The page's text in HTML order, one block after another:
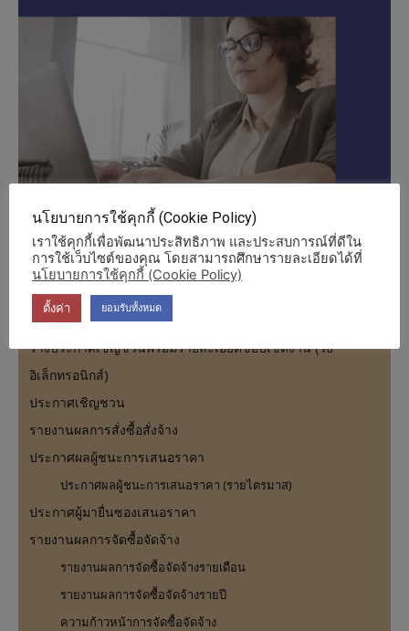
ร่างประกาศเชิญชวนพร้อมรายละเอียดขอบเขตงาน (วิธี
อิเล็กทรอนิกส์)
ประกาศเชิญชวน
รายงานผลการสั่งซื้อสั่งจ้าง
ประกาศผลผู้ชนะการเสนอราคา
ประกาศผลผู้ชนะการเสนอราคา (รายไตรมาส)
ประกาศผู้มายื่นซองเสนอราคา
รายงานผลการจัดซื้อจัดจ้าง
รายงานผลการจัดซื้อจัดจ้างรายเดือน
รายงานผลการจัดซื้อจัดจ้างรายปี
ความก้าวหน้าการจัดซื้อจัดจ้าง
นโยบายการใช้คุกกี้ (Cookie Policy)
เราใช้คุกกี้เพื่อพัฒนาประสิทธิภาพ และประสบการณ์ที่ดีใน
การใช้เว็บไซต์ของคุณ โดยสามารถศึกษารายละเอียดได้ที่
นโยบายการใช้คุกกี้ (Cookie Policy)
ตั้งค่า ยอมรับทั้งหมด